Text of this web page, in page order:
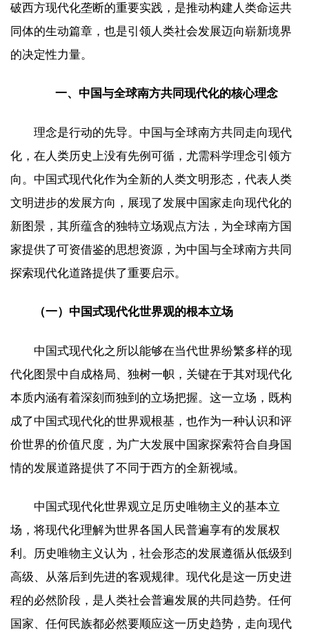
破西方现代化垄断的重要实践，是推动构建人类命运共
同体的生动篇章，也是引领人类社会发展迈向崭新境界
的决定性力量。
一、中国与全球南方共同现代化的核心理念
理念是行动的先导。中国与全球南方共同走向现代
化，在人类历史上没有先例可循，尤需科学理念引领方
向。中国式现代化作为全新的人类文明形态，代表人类
文明进步的发展方向，展现了发展中国家走向现代化的
新图景，其所蕴含的独特立场观点方法，为全球南方国
家提供了可资借鉴的思想资源，为中国与全球南方共同
探索现代化道路提供了重要启示。
（一）中国式现代化世界观的根本立场
中国式现代化之所以能够在当代世界纷繁多样的现
代化图景中自成格局、独树一帜，关键在于其对现代化
本质内涵有着深刻而独到的立场把握。这一立场，既构
成了中国式现代化的世界观根基，也作为一种认识和评
价世界的价值尺度，为广大发展中国家探索符合自身国
情的发展道路提供了不同于西方的全新视域。
中国式现代化世界观立足历史唯物主义的基本立
场，将现代化理解为世界各国人民普遍享有的发展权
利。历史唯物主义认为，社会形态的发展遵循从低级到
高级、从落后到先进的客观规律。现代化是这一历史进
程的必然阶段，是人类社会普遍发展的共同趋势。任何
国家、任何民族都必然要顺应这一历史趋势，走向现代